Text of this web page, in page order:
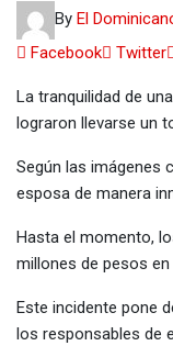
By El
Facebook
Twitter
La tranquilidad de
lograron llevarse un
Según las imágenes
esposa de manera
Hasta el momento,
millones de pesos
Este incidente pone
los responsables de